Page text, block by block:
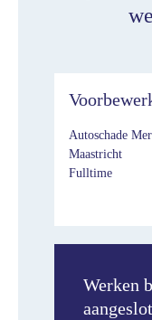
Autoschade
Maastricht
Fulltime
Werken